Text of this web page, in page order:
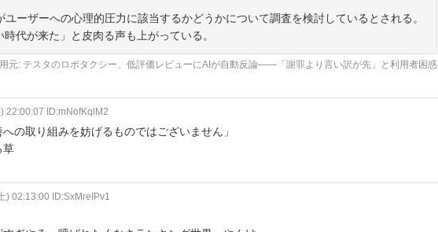
ーザーへの心理的圧力に該当するかどうかについて調査を検討しているとされる。
代が来た」と皮肉る声も上がっている。
元: テスタのロボタクシー、低評価レビューにAIが自動反論——「謝罪より言い訳が先」と利用者困惑
22:00:07 ID:mNofKqlM2
の取り組みを妨げるものではございません」
草
) 02:13:00 ID:SxMreIPv1